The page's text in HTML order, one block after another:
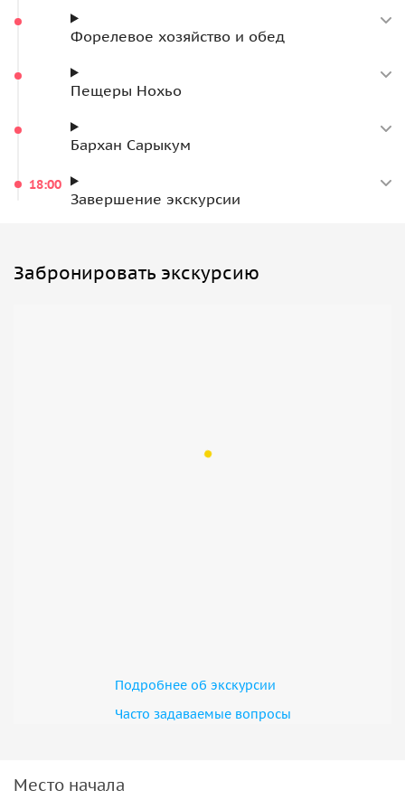
кондиционером (Mercedes Sprinter или Volkswagen).
Форелевое хозяйство и обед
Пещеры Нохьо
Бархан Сарыкум
18:00
Завершение экскурсии
Забронировать экскурсию
Подробнее об экскурсии
Часто задаваемые вопросы
Место начала